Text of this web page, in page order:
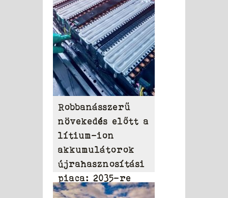
Robbanásszerű
növekedés előtt a
lítium-ion
akkumulátorok
újrahasznosítási
piaca: 2035-re
elérheti a 31,95